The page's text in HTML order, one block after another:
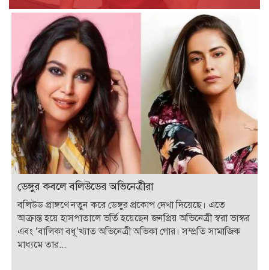
ডেঙ্গুর কবলে বলিউডের অভিনেত্রীরা
বলিউড প্রাঙ্গণে নতুন করে ডেঙ্গুর প্রকোপ দেখা দিয়েছে। এতে
আক্রান্ত হয়ে হাসপাতালে ভর্তি হয়েছেন জনপ্রিয় অভিনেত্রী স্বরা ভাস্কর
এবং ‘বালিকা বধূ’খ্যাত অভিনেত্রী অভিকা গোর। সম্প্রতি সামাজিক
মাধ্যমে তার...